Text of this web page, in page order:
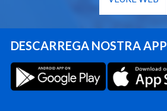
DESCARREGA NOSTRA APP